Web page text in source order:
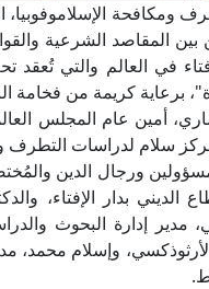
الإسلاموفوبيا،
بين المقاصد الشرعية
في العالم والتي
برعاية كريمة من فخامة
أمين عام المجلس
سلام لدراسات التطرف
ورجال الدين
الديني بدار الإفتاء،
مدير إدارة البحوث
وإسلام محمد،